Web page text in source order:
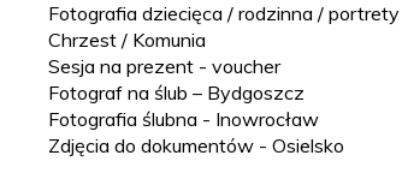
Fotografia dziecięca / rodzinna / portrety
Chrzest / Komunia
Sesja na prezent - voucher
Fotograf na ślub – Bydgoszcz
Fotografia ślubna - Inowrocław
Zdjęcia do dokumentów - Osielsko